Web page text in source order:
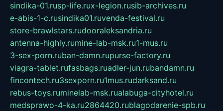
sindika-01.rusp-life.rux-legion.rusib-archives.ru
e-abis-1-c.rusindika01.ruvenda-festival.ru
store-brawlstars.rudooraleksandria.ru
antenna-highly.rumine-lab-msk.ru1-mus.ru
3-sex-porn.ruban-damn.rupurse-factory.ru
viagra-tablet.rufasbags.ruadler-jun.rubandamn.ru
fincontech.ru3sexporn.ru1mus.rudarksand.ru
rebus-toys.ruminelab-msk.rualabuga-cityhotel.ru
medsprawo-4-ka.ru2864420.rublagodarenie-spb.ru